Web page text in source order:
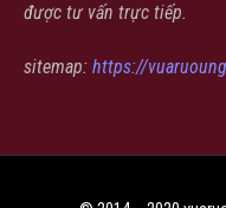
được tư vấn trực tiếp.
sitemap: https://